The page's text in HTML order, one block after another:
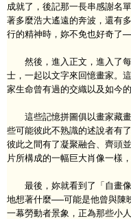
成就了，後記那一長串感謝名
著多麼浩大遙遠的奔波，還有
行的精神時，妳不免也好奇了
然後，進入正文，進入了每
士，一起以文字來回憶畫家。
家生命曾有過的交織以及如今
這些記憶拼圖俱以畫家藏畫
些可能彼此不熟識的述說者有
彼此之間有了凝聚融合、齊頭
片所構成的一幅巨大肖像一樣
最後，妳就看到了「自畫像
地想著什麼──可能是他曾與陳
一幕勞動者景象，正為那些小